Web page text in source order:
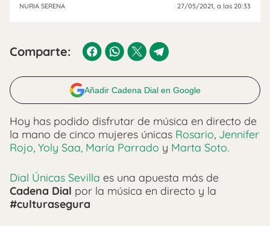
NURIA SERENA 27/05/2021 , a las 20:33
Comparte:
Añadir Cadena Dial en Google
Hoy has podido disfrutar de música en directo de
la mano de cinco mujeres únicas Rosario, Jennifer
Rojo, Yoly Saa, María Parrado y Marta Soto.
Dial Únicas Sevilla es una apuesta más de
Cadena Dial por la música en directo y la
#culturasegura